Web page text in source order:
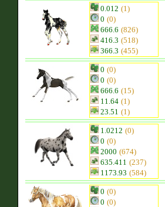
0.012 (1)
0 (0)
666.6 (826)
416.3 (518)
366.3 (455)
0 (0)
0 (0)
666.6 (15)
11.64 (1)
23.51 (1)
1.0212 (0)
0 (0)
2000 (674)
635.411 (237)
1173.93 (584)
0 (0)
0 (0)